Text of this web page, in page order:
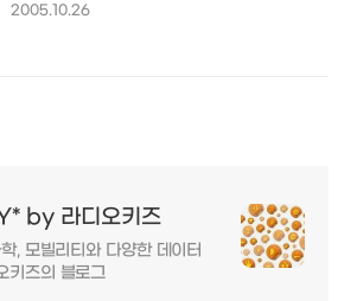
2005.10.26
by 라디오키즈
, 모빌리티와 다양한 데이터
키즈의 블로그